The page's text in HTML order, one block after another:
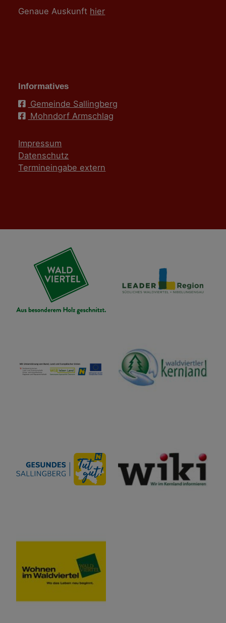
Genaue Auskunft hier
Informatives
Gemeinde Sallingberg
Mohndorf Armschlag
Impressum
Datenschutz
Termineingabe extern